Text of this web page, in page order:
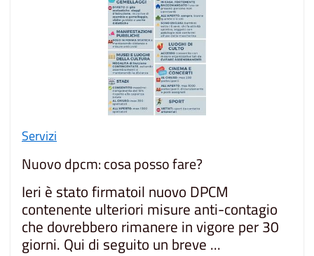
Servizi
Nuovo dpcm: cosa posso fare?
Ieri è stato firmatoil nuovo DPCM
contenente ulteriori misure anti-contagio
che dovrebbero rimanere in vigore per 30
giorni. Qui di seguito un breve ...